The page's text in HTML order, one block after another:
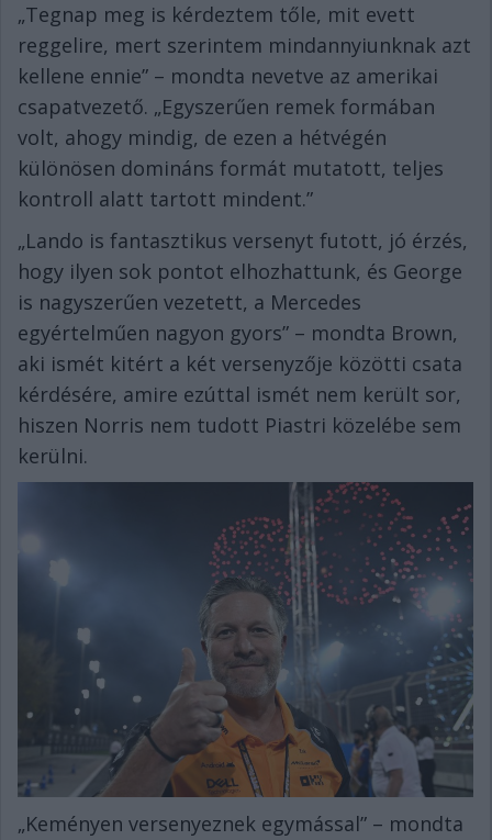
„Tegnap meg is kérdeztem tőle, mit evett
reggelire, mert szerintem mindannyiunknak azt
kellene ennie” – mondta nevetve az amerikai
csapatvezető. „Egyszerűen remek formában
volt, ahogy mindig, de ezen a hétvégén
különösen domináns formát mutatott, teljes
kontroll alatt tartott mindent.”
„Lando is fantasztikus versenyt futott, jó érzés,
hogy ilyen sok pontot elhozhattunk, és George
is nagyszerűen vezetett, a Mercedes
egyértelműen nagyon gyors” – mondta Brown,
aki ismét kitért a két versenyzője közötti csata
kérdésére, amire ezúttal ismét nem került sor,
hiszen Norris nem tudott Piastri közelébe sem
kerülni.
„Keményen versenyeznek egymással” – mondta